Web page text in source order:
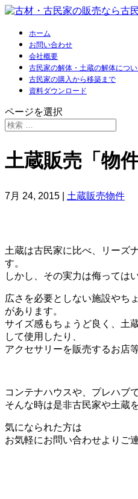
ホーム
お問い合わせ
会社概要
古民家の解体・土蔵の解体につ
古民家の購入から移築まで
資料ダウンロード
ページを選択
土蔵販売「物件
7月 24, 2015 土蔵販売物件
土蔵は古民家に比べ、リーズ
す。
しかし、その実力は侮っては
広さを必要としない施設やち
があります。
サイズ感もちょうど良く、土
して使用したり、
アクセサリーを販売するお店
コンテナハウスや、プレハブ
そんな時は是非古民家や土蔵
気になられた方は
お気軽にお問い合わせよりご